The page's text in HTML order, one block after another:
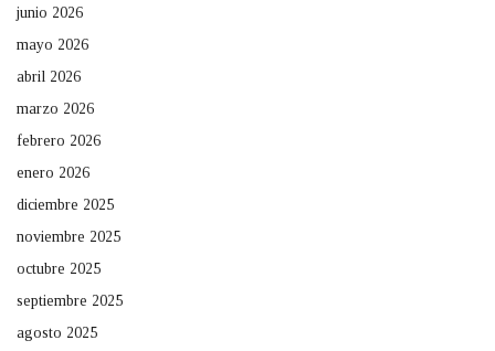
junio 2026
mayo 2026
abril 2026
marzo 2026
febrero 2026
enero 2026
diciembre 2025
noviembre 2025
octubre 2025
septiembre 2025
agosto 2025